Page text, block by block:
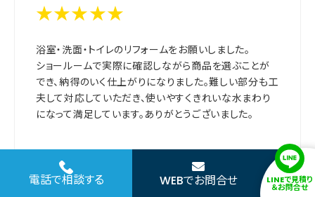
★★★★★
浴室・洗面・トイレのリフォームをお願いしました。
ショールームで実際に確認しながら商品を選ぶことが
でき、納得のいく仕上がりになりました。難しい部分も工
夫して対応していただき、使いやすくきれいな水まわり
になって満足しています。ありがとうございました。
担当者の声
電話で相談する WEBでお問合せ LINEで見積り
＆お問合せ